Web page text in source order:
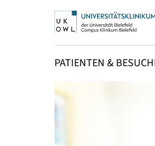
PATIENTEN &